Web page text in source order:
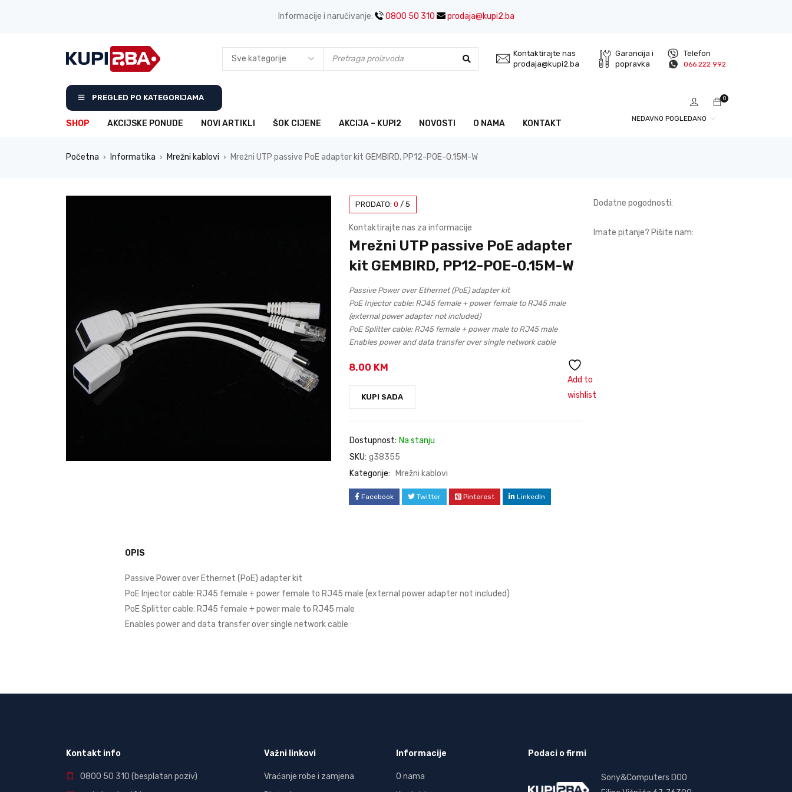
Informacije i naručivanje: 0800 50 310 prodaja@kupi2.ba
Kontaktirajte nas
prodaja@kupi2.ba
Garancija i
popravka
Telefon
066 222 992
PREGLED PO KATEGORIJAMA
SHOP AKCIJSKE PONUDE NOVI ARTIKLI ŠOK CIJENE AKCIJA – KUPI2 NOVOSTI O NAMA KONTAKT
0
NEDAVNO POGLEDANO
Početna › Informatika › Mrežni kablovi › Mrežni UTP passive PoE adapter kit GEMBIRD, PP12-POE-0.15M-W
PRODATO: 0 / 5
Kontaktirajte nas za informacije
Mrežni UTP passive PoE adapter
kit GEMBIRD, PP12-POE-0.15M-W
Passive Power over Ethernet (PoE) adapter kit
PoE Injector cable: RJ45 female + power female to RJ45 male
(external power adapter not included)
PoE Splitter cable: RJ45 female + power male to RJ45 male
Enables power and data transfer over single network cable
8.00 KM
KUPI SADA
Add to
wishlist
Dostupnost: Na stanju
SKU: g38355
Kategorije:
Mrežni kablovi
Facebook Twitter Pinterest LinkedIn
Dodatne pogodnosti:
Imate pitanje? Pišite nam:
OPIS
Passive Power over Ethernet (PoE) adapter kit
PoE Injector cable: RJ45 female + power female to RJ45 male (external power adapter not included)
PoE Splitter cable: RJ45 female + power male to RJ45 male
Enables power and data transfer over single network cable
Kontakt info
0800 50 310 (besplatan poziv)
Važni linkovi
Vraćanje robe i zamjena
Informacije
O nama
Podaci o firmi
Sony&Computers DOO